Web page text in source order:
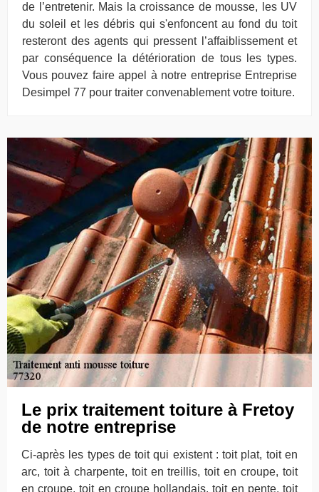
de l’entretenir. Mais la croissance de mousse, les UV
du soleil et les débris qui s'enfoncent au fond du toit
resteront des agents qui pressent l’affaiblissement et
par conséquence la détérioration de tous les types.
Vous pouvez faire appel à notre entreprise Entreprise
Desimpel 77 pour traiter convenablement votre toiture.
Le prix traitement toiture à Fretoy
de notre entreprise
Ci-après les types de toit qui existent : toit plat, toit en
arc, toit à charpente, toit en treillis, toit en croupe, toit
en croupe, toit en croupe hollandais, toit en pente, toit